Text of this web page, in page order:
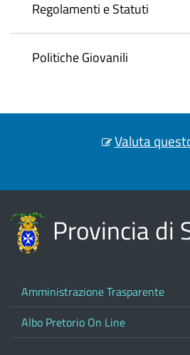
Regolamenti e Statuti
Politiche Giovanili
Valuta
Provincia di
Amministrazione Trasparente
Albo Pretorio On Line